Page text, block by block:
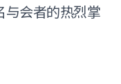
与会者的热烈掌